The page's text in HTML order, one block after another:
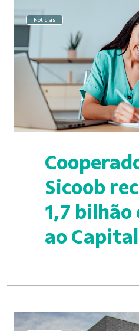
Notícias
Sicoob
1,7 bilhão
ao Capital